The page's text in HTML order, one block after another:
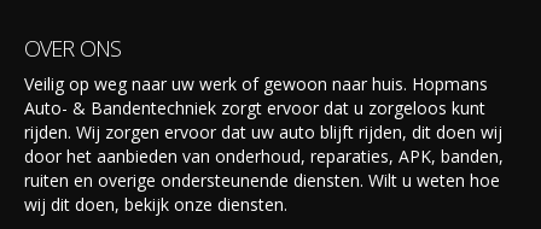
OVER ONS
Veilig op weg naar uw werk of gewoon naar huis. Hopmans
Auto- & Bandentechniek zorgt ervoor dat u zorgeloos kunt
rijden. Wij zorgen ervoor dat uw auto blijft rijden, dit doen wij
door het aanbieden van onderhoud, reparaties, APK, banden,
ruiten en overige ondersteunende diensten. Wilt u weten hoe
wij dit doen, bekijk onze diensten.